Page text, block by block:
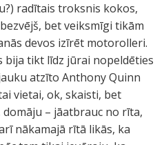
radītais troksnis kokos,
bet veiksmīgi tikām
devos izīrēt motorolleri.
bija tikt līdz jūrai nopeldēties
atzīto Anthony Quinn
vietai, ok, skaisti, bet
– jāatbrauc no rīta,
nākamajā rītā likās, ka